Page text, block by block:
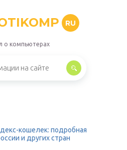
RU
о компьютерах
кошелек: подробная
и других стран